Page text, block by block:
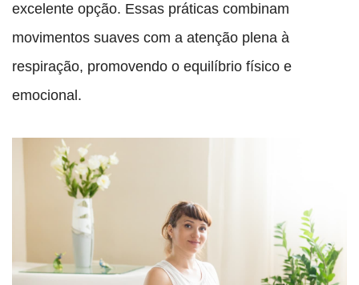
excelente opção. Essas práticas combinam
movimentos suaves com a atenção plena à
respiração, promovendo o equilíbrio físico e
emocional.